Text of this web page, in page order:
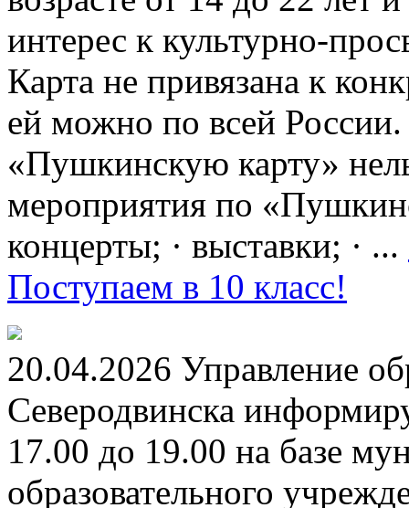
интерес к культурно-
Карта не привязана к
ей можно по всей
«Пушкинскую карту»
мероприятия по
концерты; · выставки; · ...
Поступаем в 10 класс!
20.04.2026 Управление
Северодвинска
17.00 до 19.00 на базе
образовательного